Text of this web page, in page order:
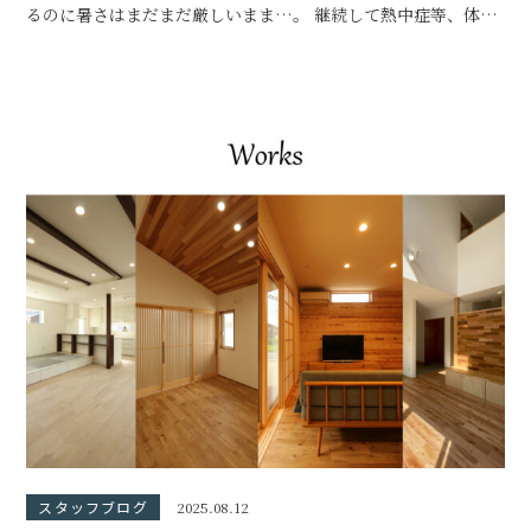
るのに暑さはまだまだ厳しいまま…。 継続して熱中症等、体調
スタッフブログ 2025.08.12